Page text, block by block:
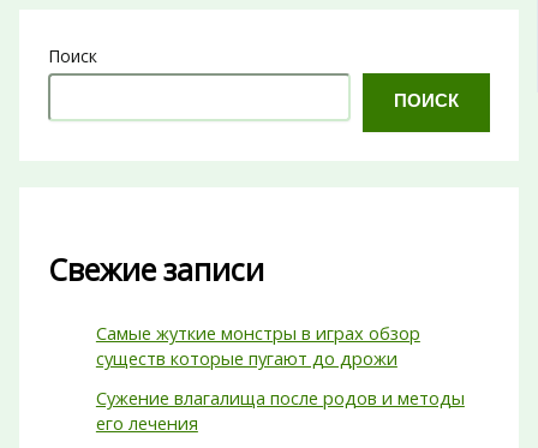
Поиск
ПОИСК
Свежие записи
Самые жуткие монстры в играх обзор
существ которые пугают до дрожи
Сужение влагалища после родов и методы
его лечения